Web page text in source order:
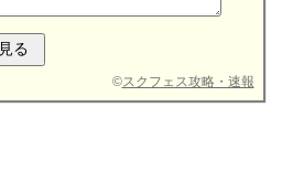
©スクフェス攻略・速報